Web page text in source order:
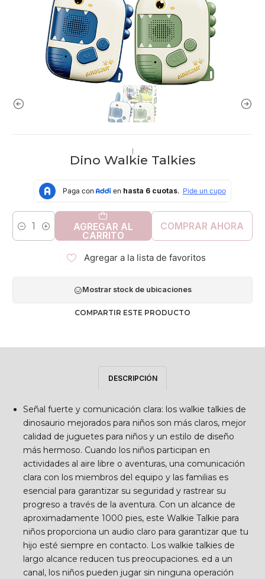
|
Dino Walkie Talkies
Cantidad AGREGAR AL
CARRITO
COMPRAR AHORA
Agregar a la lista de favoritos
Mostrar stock de ubicaciones
COMPARTIR ESTE PRODUCTO
DESCRIPCIÓN
Señal fuerte y comunicación clara: los walkie talkies de
dinosaurio mejorados para niños son más claros, mejor
calidad de juguetes para niños y un estilo de diseño
más hermoso. Cuando los niños participan en
actividades al aire libre o aventuras, una comunicación
clara con los miembros del equipo y las familias es
esencial para garantizar su seguridad y rastrear su
progreso a través de la aventura. Con un alcance de
aproximadamente 1000 pies, este Walkie Talkie para
niños proporciona un audio claro para garantizar que tu
hijo esté siempre en contacto. Los walkie talkies de
largo alcance reducen tus preocupaciones. ed a un
canal, los niños pueden jugar sin ninguna operación